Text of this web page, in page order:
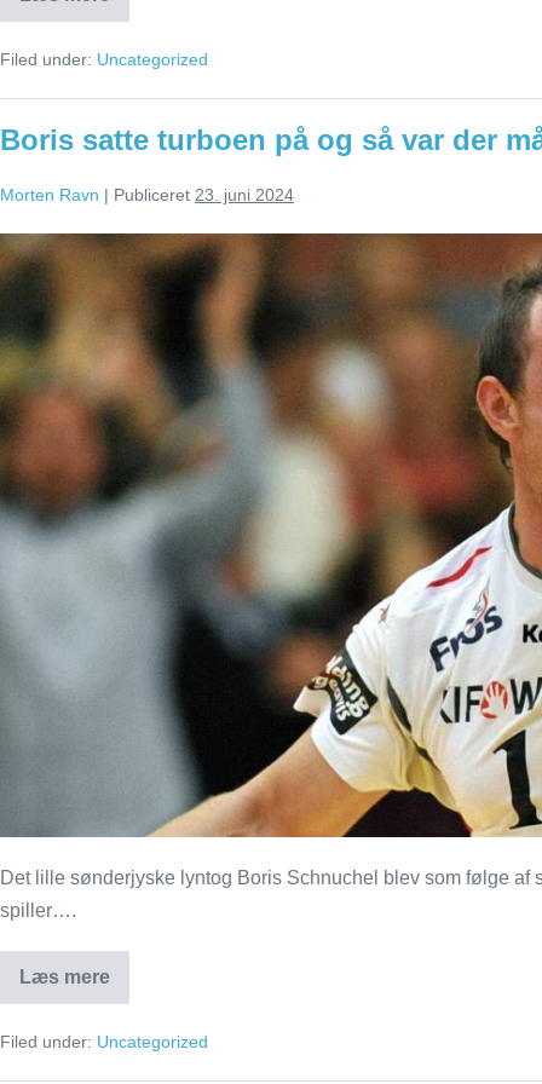
Bo
en
i
Kolding
Filed under: Uncategorized
Boris satte turboen på og så var der
Morten Ravn | Publiceret 23. juni 2024
Boris
satte
på
og
så
var
der
mål
Det lille sønderjyske lyntog Boris Schnuchel blev som følge
spiller….
Læs mere
Boris
satte
på
Filed under: Uncategorized